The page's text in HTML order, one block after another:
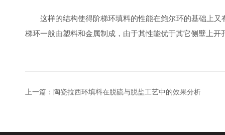
这样的结构使得阶梯环填料的性能在鲍尔环的基础上又
梯环一般由塑料和金属制成，由于其性能优于其它侧壁上
上一篇： 陶瓷拉西环填料在脱硫与脱盐工艺中的效果分析